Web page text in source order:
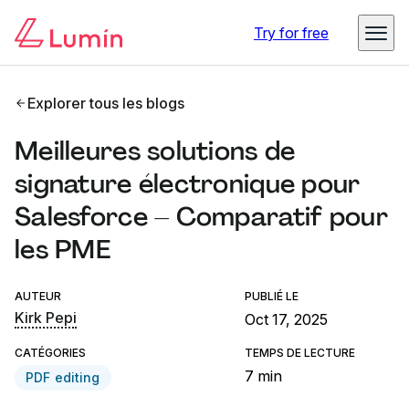
Try for free
Explorer tous les blogs
Meilleures solutions de
signature électronique pour
Salesforce – Comparatif pour
les PME
AUTEUR
Kirk Pepi
PUBLIÉ LE
Oct 17, 2025
CATÉGORIES
PDF editing
TEMPS DE LECTURE
7 min